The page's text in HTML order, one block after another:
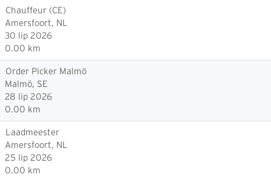
Chauffeur (CE)
Amersfoort, NL
30 lip 2026
0.00 km
Order Picker Malmö
Malmö, SE
28 lip 2026
0.00 km
Laadmeester
Amersfoort, NL
25 lip 2026
0.00 km